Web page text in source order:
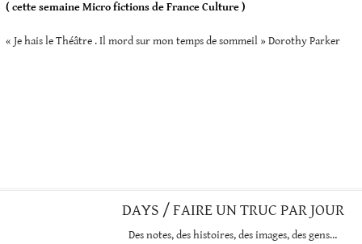
( cette semaine Micro fictions de France Culture )
« Je hais le Théâtre . Il mord sur mon temps de sommeil » Dorothy Parker
DAYS / FAIRE UN TRUC PAR JOUR
Des notes, des histoires, des images, des gens…